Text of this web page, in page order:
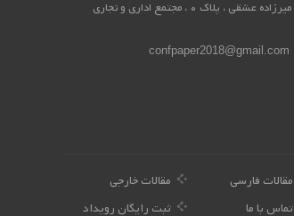
همدان، محله میرزاده عشقی ، کوچه شهید عزیزی ، خیابان میرزاده عشقی ، پلاک 0 ، مجتمع اداری و تجاری
confpaper2018@gmail.com
مقالات فارسی مقالات خارجی
تماس با ما ثبت رایگان رویداد